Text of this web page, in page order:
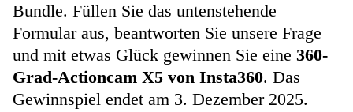
Bundle. Füllen Sie das untenstehende
Formular aus, beantworten Sie unsere Frage
und mit etwas Glück gewinnen Sie eine 360-
Grad-Actioncam X5 von Insta360. Das
Gewinnspiel endet am 3. Dezember 2025.